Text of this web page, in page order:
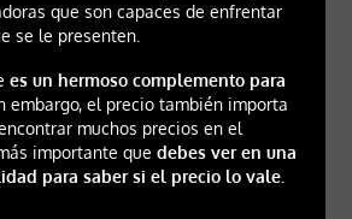
que son capaces de enfrentar
se le presenten.
es un hermoso complemento para
embargo, el precio también importa
muchos precios en el
importante que debes ver en una
para saber si el precio lo vale.